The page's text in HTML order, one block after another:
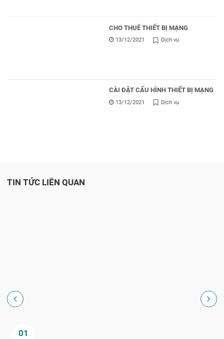
CHO THUÊ THIẾT BỊ MẠNG
13/12/2021 Dịch vụ
CÀI ĐẶT CẤU HÌNH THIẾT BỊ MẠNG
13/12/2021 Dịch vụ
TIN TỨC LIÊN QUAN
01